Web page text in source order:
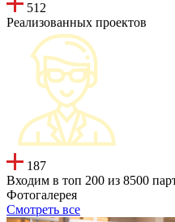
512
Реализованных проектов
187
Входим в топ 200 из 8500
Фотогалерея
Смотреть все